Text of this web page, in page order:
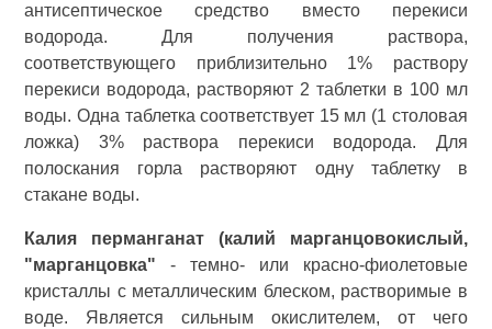
антисептическое средство вместо перекиси
водорода. Для получения раствора,
соответствующего приблизительно 1% раствору
перекиси водорода, растворяют 2 таблетки в 100 мл
воды. Одна таблетка соответствует 15 мл (1 столовая
ложка) 3% раствора перекиси водорода. Для
полоскания горла растворяют одну таблетку в
стакане воды.
Калия перманганат (калий марганцовокислый,
"марганцовка" - темно- или красно-фиолетовые
кристаллы с металлическим блеском, растворимые в
воде. Является сильным окислителем, от чего